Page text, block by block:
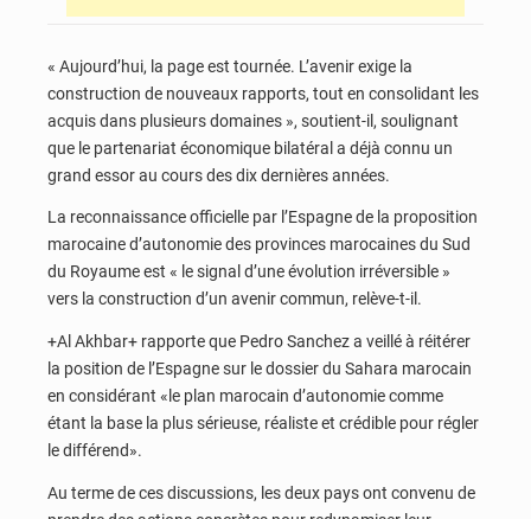
« Aujourd’hui, la page est tournée. L’avenir exige la
construction de nouveaux rapports, tout en consolidant les
acquis dans plusieurs domaines », soutient-il, soulignant
que le partenariat économique bilatéral a déjà connu un
grand essor au cours des dix dernières années.
La reconnaissance officielle par l’Espagne de la proposition
marocaine d’autonomie des provinces marocaines du Sud
du Royaume est « le signal d’une évolution irréversible »
vers la construction d’un avenir commun, relève-t-il.
+Al Akhbar+ rapporte que Pedro Sanchez a veillé à réitérer
la position de l’Espagne sur le dossier du Sahara marocain
en considérant «le plan marocain d’autonomie comme
étant la base la plus sérieuse, réaliste et crédible pour régler
le différend».
Au terme de ces discussions, les deux pays ont convenu de